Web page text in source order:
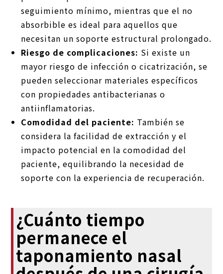
seguimiento mínimo, mientras que el no
absorbible es ideal para aquellos que
necesitan un soporte estructural prolongado.
Riesgo de complicaciones: Si existe un
mayor riesgo de infección o cicatrización, se
pueden seleccionar materiales específicos
con propiedades antibacterianas o
antiinflamatorias.
Comodidad del paciente: También se
considera la facilidad de extracción y el
impacto potencial en la comodidad del
paciente, equilibrando la necesidad de
soporte con la experiencia de recuperación.
¿Cuánto tiempo
permanece el
taponamiento nasal